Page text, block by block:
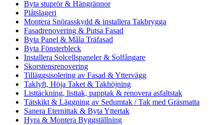
Byta stuprör & Hängrännor
Plåtslageri
Montera Snörasskydd & installera Takbrygga
Fasadrenovering & Putsa Fasad
Byta Panel & Måla Träfasad
Byta Fönsterbleck
Installera Solcellspaneler & Solfångare
Skorstensrenovering
Tilläggsisolering av Fasad & Yttervägg
Taklyft, Höja Taket & Takhöjning
Listtäckning, listtak, papptak & renovera asfaltstak
Tätskikt & Läggning av Sedumtak / Tak med Gräsmatta
Sanera Eternittak & Byta Yttertak
Hyra & Montera Byggställning